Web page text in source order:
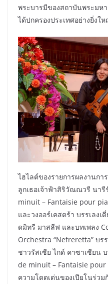
พระบารมีของสถาบันพระมห
ได้ปกครองประเทศอย่างยิ่งใ
ไฮไลต์ของรายการผลงานกา
ลูกเธอเจ้าฟ้าสิริวัณณวรี นา
minuit – Fantaisie pour
และวงออร์เคสตร้า บรรเลง
ดมิทรี มาสลีฟ และบทเพลง
Orchestra “Nefreretta” บร
ชาวรัสเซีย ไกด์ คาซาเซียน
de minuit – Fantaisie
ความโดดเด่นของเปียโนร่ว